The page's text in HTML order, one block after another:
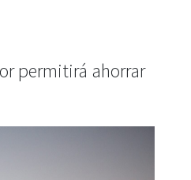
permitirá ahorrar